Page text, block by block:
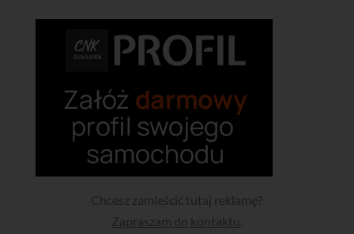
Chcesz zamieścić tutaj reklamę?
Zapraszam do kontaktu